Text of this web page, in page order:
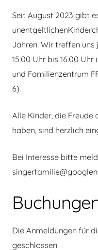
Seit August 2023 gibt
unentgeltlichen
Jahren.Wir treffen uns
15.00 Uhr bis 16.00
und Familienzentrum
6).
Alle Kinder, die Freude
haben, sind herzlich
Bei Interesse bitte
Die Anmeldungen für
geschlossen.